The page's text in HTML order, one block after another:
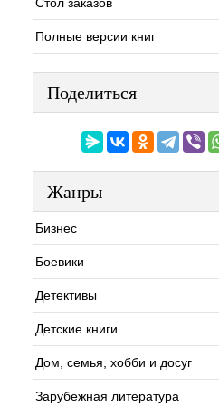
Полные версии книг
Поделиться
Жанры
Бизнес
Боевики
Детективы
Детские книги
Дом, семья, хобби и досуг
Зарубежная литература